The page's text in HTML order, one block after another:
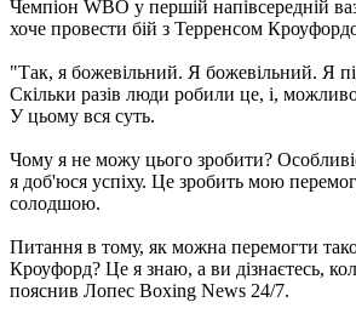
Чемпіон WBO у першій напівсередній
хоче провести бій з Терренсом
"Так, я божевільний. Я божевільний. Я
Скільки разів люди робили це, і,
У цьому вся суть.
Чому я не можу цього зробити?
я доб'юся успіху. Це зробить мою
солодшою.
Питання в тому, як можна перемогти
Кроуфорд? Це я знаю, а ви дізнаєтесь,
пояснив Лопес Boxing News 24/7.